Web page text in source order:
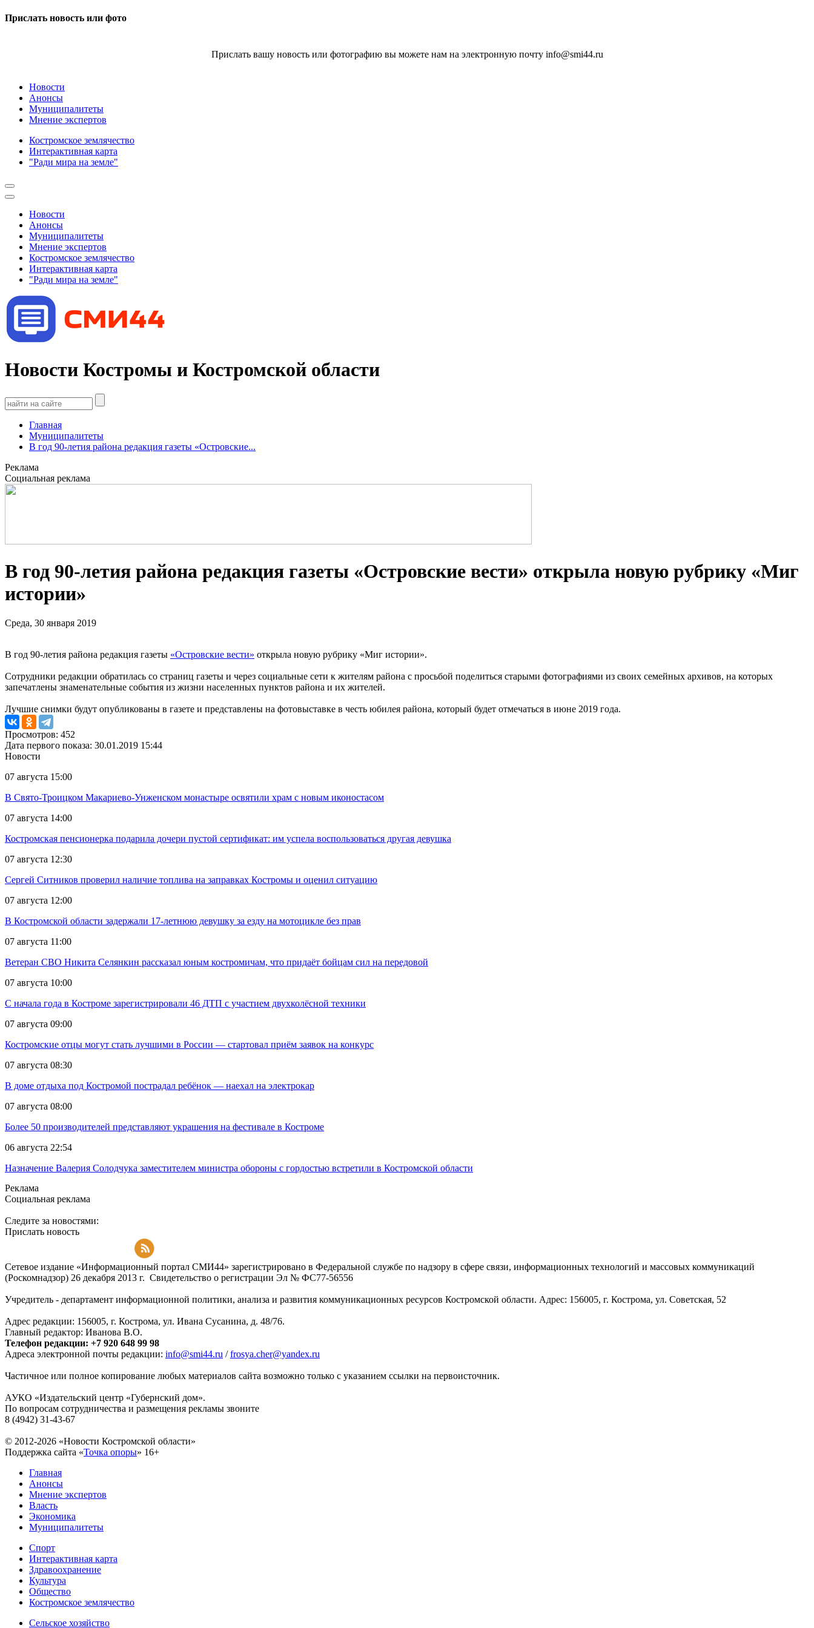
Прислать новость или фото
Прислать вашу новость или фотографию вы можете нам на электронную почту info@smi44.ru
Новости
Анонсы
Муниципалитеты
Мнение экспертов
Костромское землячество
Интерактивная карта
"Ради мира на земле"
Новости
Анонсы
Муниципалитеты
Мнение экспертов
Костромское землячество
Интерактивная карта
"Ради мира на земле"
Новости Костромы и Костромской области
Главная
Муниципалитеты
В год 90-летия района редакция газеты «Островские...
Реклама
Социальная реклама
В год 90-летия района редакция газеты «Островские вести» открыла новую рубрику «Миг
истории»
Среда, 30 января 2019
В год 90-летия района редакция газеты «Островские вести» открыла новую рубрику «Миг истории».
Сотрудники редакции обратилась со страниц газеты и через социальные сети к жителям района с просьбой поделиться старыми фотографиями из своих семейных архивов, на которых
запечатлены знаменательные события из жизни населенных пунктов района и их жителей.
Лучшие снимки будут опубликованы в газете и представлены на фотовыставке в честь юбилея района, который будет отмечаться в июне 2019 года.
Просмотров: 452
Дата первого показа: 30.01.2019 15:44
Новости
07 августа 15:00
В Свято-Троицком Макариево-Унженском монастыре освятили храм с новым иконостасом
07 августа 14:00
Костромская пенсионерка подарила дочери пустой сертификат: им успела воспользоваться другая девушка
07 августа 12:30
Сергей Ситников проверил наличие топлива на заправках Костромы и оценил ситуацию
07 августа 12:00
В Костромской области задержали 17-летнюю девушку за езду на мотоцикле без прав
07 августа 11:00
Ветеран СВО Никита Селянкин рассказал юным костромичам, что придаёт бойцам сил на передовой
07 августа 10:00
С начала года в Костроме зарегистрировали 46 ДТП с участием двухколёсной техники
07 августа 09:00
Костромские отцы могут стать лучшими в России — стартовал приём заявок на конкурс
07 августа 08:30
В доме отдыха под Костромой пострадал ребёнок — наехал на электрокар
07 августа 08:00
Более 50 производителей представляют украшения на фестивале в Костроме
06 августа 22:54
Назначение Валерия Солодчука заместителем министра обороны с гордостью встретили в Костромской области
Реклама
Социальная реклама
Следите за новостями:
Прислать новость
Сетевое издание «Информационный портал СМИ44» зарегистрировано в Федеральной службе по надзору в сфере связи, информационных технологий и массовых коммуникаций
(Роскомнадзор) 26 декабря 2013 г. Свидетельство о регистрации Эл № ФC77-56556
Учредитель - департамент информационной политики, анализа и развития коммуникационных ресурсов Костромской области. Адрес: 156005, г. Кострома, ул. Советская, 52
Адрес редакции: 156005, г. Кострома, ул. Ивана Сусанина, д. 48/76.
Главный редактор: Иванова В.О.
Телефон редакции: +7 920 648 99 98
Адреса электронной почты редакции: info@smi44.ru /frosya.cher@yandex.ru
Частичное или полное копирование любых материалов сайта возможно только с указанием ссылки на первоисточник.
АУКО «Издательский центр «Губернский дом».
По вопросам сотрудничества и размещения рекламы звоните
8 (4942) 31-43-67
© 2012-2026 «Новости Костромской области»
Поддержка сайта «Точка опоры» 16+
Главная
Анонсы
Мнение экспертов
Власть
Экономика
Муниципалитеты
Спорт
Интерактивная карта
Здравоохранение
Культура
Общество
Костромское землячество
Сельское хозяйство